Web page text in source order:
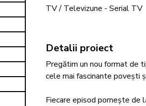
TV / Televizune - Serial TV
Detalii proiect
Pregătim un nou format de
cele mai fascinante povești
Fiecare episod pornește de